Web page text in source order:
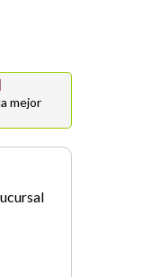
mejor